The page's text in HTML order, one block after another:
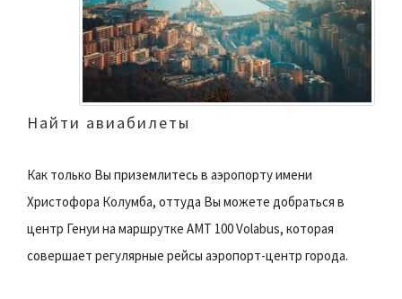
Найти авиабилеты
Как только Вы приземлитесь в аэропорту имени
Христофора Колумба, оттуда Вы можете добраться в
центр Генуи на маршрутке AMT 100 Volabus, которая
совершает регулярные рейсы аэрoпорт-центр города.